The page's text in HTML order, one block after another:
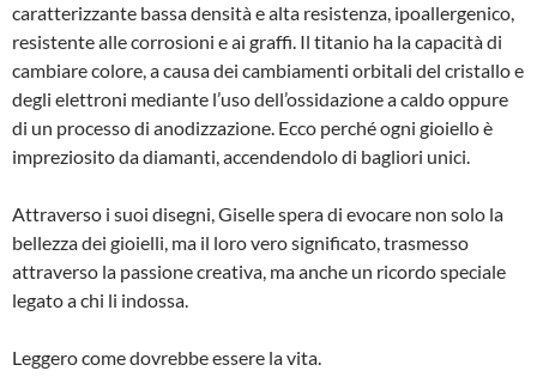
caratterizzante bassa densità e alta resistenza, ipoallergenico,
resistente alle corrosioni e ai graffi. Il titanio ha la capacità di
cambiare colore, a causa dei cambiamenti orbitali del cristallo e
degli elettroni mediante l’uso dell’ossidazione a caldo oppure
di un processo di anodizzazione. Ecco perché ogni gioiello è
impreziosito da diamanti, accendendolo di bagliori unici.
Attraverso i suoi disegni, Giselle spera di evocare non solo la
bellezza dei gioielli, ma il loro vero significato, trasmesso
attraverso la passione creativa, ma anche un ricordo speciale
legato a chi li indossa.
Leggero come dovrebbe essere la vita.